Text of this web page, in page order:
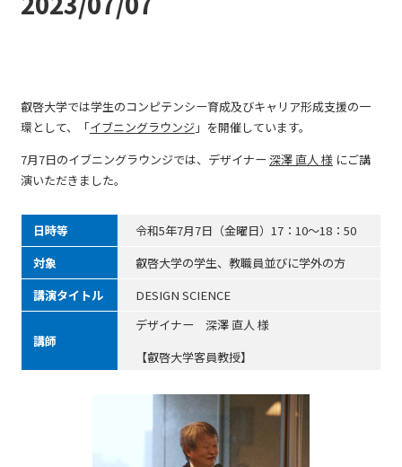
叡啓大学では学生のコンピテンシー育成及びキャリア形成支援の一
環として、「イブニングラウンジ」を開催しています。
7月7日のイブニングラウンジでは、デザイナー 深澤 直人 様にご講
演いただきました。
日時等
令和5年7月7日（金曜日）17：10～18：50
対象
叡啓大学の学生、教職員並びに学外の方
講演タイトル
DESIGN SCIENCE
講師
デザイナー 深澤 直人 様
【叡啓大学客員教授】